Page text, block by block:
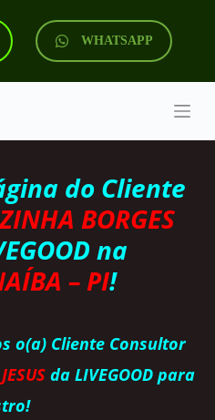
WHATSAPP
do Cliente
BORGES
na
– PI!
o(a) Cliente Consultor
da LIVEGOOD para